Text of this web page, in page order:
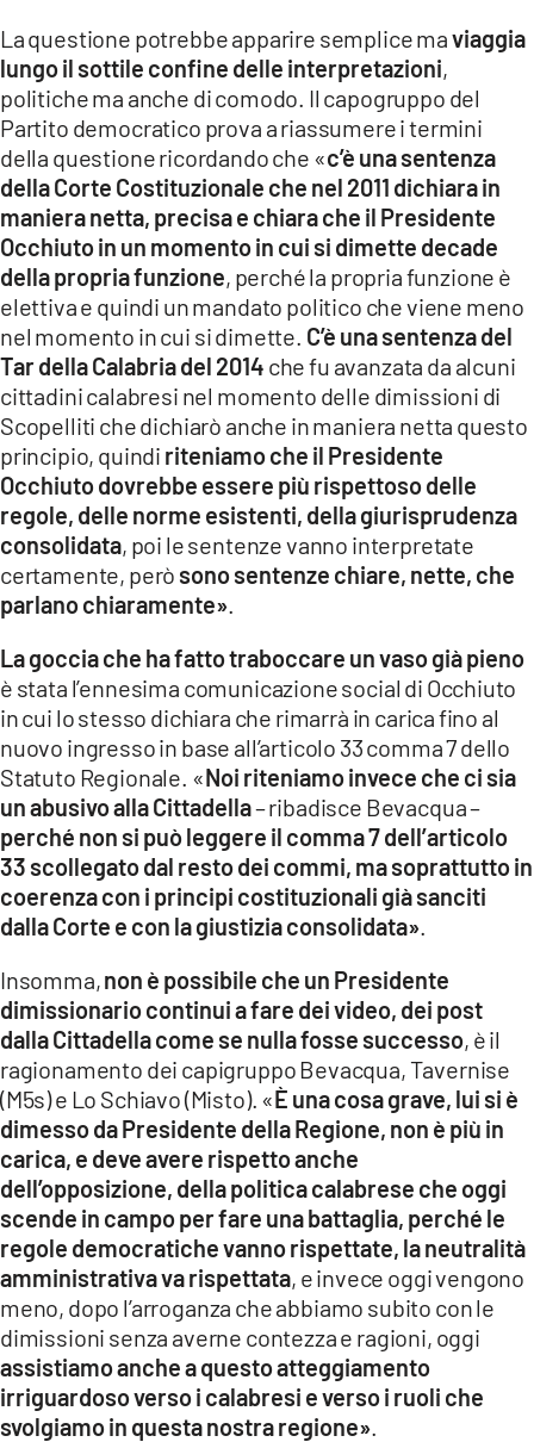
La questione potrebbe apparire semplice maviaggia
lungo il sottile confine delle interpretazioni,
politiche ma anche di comodo. Il capogruppo del
Partito democratico prova a riassumere i termini
della questione ricordando che «c’è una sentenza
della Corte Costituzionale che nel 2011 dichiara in
maniera netta, precisa e chiara che il Presidente
Occhiuto in un momento in cui si dimette decade
della propria funzione, perché la propria funzione è
elettiva e quindi un mandato politico che viene meno
nel momento in cui si dimette. C’è una sentenza del
Tar della Calabria del 2014 che fu avanzata da alcuni
cittadini calabresi nel momento delle dimissioni di
Scopelliti che dichiarò anche in maniera netta questo
principio, quindi riteniamo che il Presidente
Occhiuto dovrebbe essere più rispettoso delle
regole, delle norme esistenti, della giurisprudenza
consolidata, poi le sentenze vanno interpretate
certamente, però sono sentenze chiare, nette, che
parlano chiaramente»
La goccia che ha fatto traboccare un vaso già pieno
è stata l’ennesima comunicazione social di Occhiuto
in cui lo stesso dichiara che rimarrà in carica fino al
nuovo ingresso in base all’articolo 33 comma 7 dello
Statuto Regionale. «Noi riteniamo invece che ci sia
un abusivo alla Cittadella– ribadisce Bevacqua –
perché non si può leggere il comma 7 dell’articolo
33 scollegato dal resto dei commi, ma soprattutto in
coerenza con i principi costituzionali già sanciti
dalla Corte e con la giustizia consolidata»
Insomma,non è possibile che un Presidente
dimissionario continui a fare dei video, dei post
dalla Cittadella come se nulla fosse successo, è il
ragionamento dei capigruppo Bevacqua, Tavernise
(M5s) e Lo Schiavo (Misto). «È una cosa grave, lui si è
dimesso da Presidente della Regione, non è più in
carica, e deve avere rispetto anche
dell’opposizione, della politica calabrese che oggi
scende in campo per fare una battaglia, perché le
regole democratiche vanno rispettate, la neutralità
amministrativa va rispettata, e invece oggi vengono
meno, dopo l’arroganza che abbiamo subito con le
dimissioni senza averne contezza e ragioni, oggi
assistiamo anche a questo atteggiamento
irriguardoso verso i calabresi e verso i ruoli che
svolgiamo in questa nostra regione»